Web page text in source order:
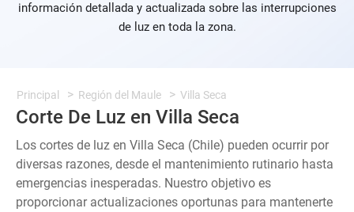
información detallada y actualizada sobre las interrupciones
de luz en toda la zona.
Principal Región del Maule Villa Seca
Corte De Luz en Villa Seca
Los cortes de luz en Villa Seca (Chile) pueden ocurrir por
diversas razones, desde el mantenimiento rutinario hasta
emergencias inesperadas. Nuestro objetivo es
proporcionar actualizaciones oportunas para mantenerte